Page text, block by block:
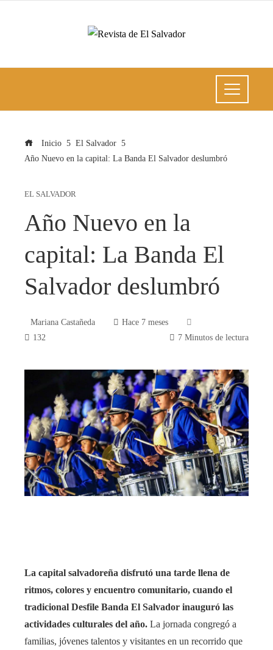
Inicio
El Salvador
Año Nuevo en la capital: La Banda El Salvador deslumbró
EL SALVADOR
Año Nuevo en la
capital: La Banda El
Salvador deslumbró
Mariana Castañeda
Hace 7 meses
132
7 Minutos de lectura
La capital salvadoreña disfrutó una tarde llena de
ritmos, colores y encuentro comunitario, cuando el
tradicional Desfile Banda El Salvador inauguró las
actividades culturales del año. La jornada congregó a
familias, jóvenes talentos y visitantes en un recorrido que